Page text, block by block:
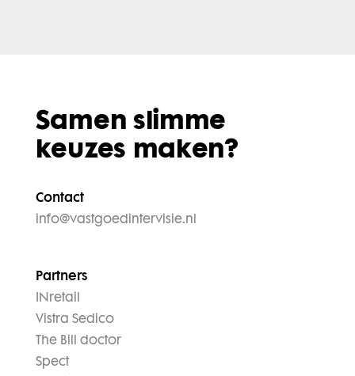
Samen slimme
keuzes maken?
Contact
info@vastgoedintervisie.nl
Partners
INretail
Vistra Sedico
The Bill doctor
Spect